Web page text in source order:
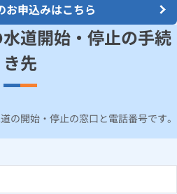
お申込みはこちら
道開始・停止の手続
き先
の開始・停止の窓口と電話番号です。